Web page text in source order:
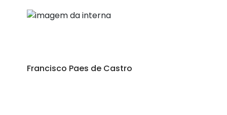
Francisco Paes de Castro